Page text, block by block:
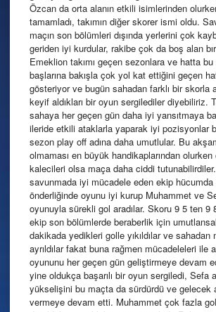
Özcan da orta alanın etkili isimlerinden
tamamladı, takımın diğer skorer ismi oldu.
maçın son bölümleri dışında yerlerini çok
geriden iyi kurdular, rakibe çok da boş alan
Emeklion takımı geçen sezonlara ve hatta
başlarına bakışla çok yol kat ettiğini geçen
gösteriyor ve bugün sahadan farklı bir skorla
keyif aldıkları bir oyun sergilediler diyebiliriz.
sahaya her geçen gün daha iyi yansıtmaya
ileride etkili ataklarla yaparak iyi pozisyonlar
sezon play off adına daha umutlular. Bu
olmaması en büyük handikaplarından
kalecileri olsa maça daha ciddi
savunmada iyi mücadele eden ekip hücumda
önderliğinde oyunu iyi kurup Muhammet ve
oyunuyla sürekli gol aradılar. Skoru 9 5 ten 9
ekip son bölümlerde beraberlik için
dakikada yedikleri golle yıkıldılar ve sahadan
ayrıldılar fakat buna rağmen mücadeleleri ile
oyununu her geçen gün geliştirmeye devam
yine oldukça başarılı bir oyun sergiledi, Sefa
yükselişini bu maçta da sürdürdü ve gelecek
vermeye devam etti. Muhammet çok fazla